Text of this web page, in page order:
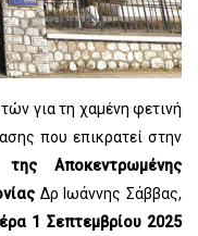
για τη χαμένη φετινή
που επικρατεί στην
Αποκεντρωμένης
Δρ Ιωάννης Σάββας,
1 Σεπτεμβρίου 2025